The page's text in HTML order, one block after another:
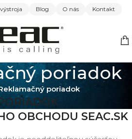
Blog O nás Kontakt
poriadok
poriadok
OBCHODU SEAC.SK